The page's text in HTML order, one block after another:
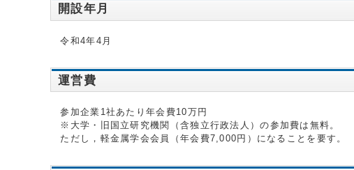
開設年月
令和4年4月
運営費
参加企業1社あたり年会費10万円
※大学・旧国立研究機関（含独立行政法人）の参加費は無料。
ただし，軽金属学会会員（年会費7,000円）になることを要す。